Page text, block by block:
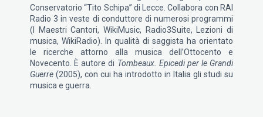
Conservatorio “Tito Schipa” di Lecce. Collabora con RAI
Radio 3 in veste di conduttore di numerosi programmi
(I Maestri Cantori, WikiMusic, Radio3Suite, Lezioni di
musica, WikiRadio). In qualità di saggista ha orientato
le ricerche attorno alla musica dell’Ottocento e
Novecento. È autore di Tombeaux. Epicedi per le Grandi
Guerre (2005), con cui ha introdotto in Italia gli studi su
musica e guerra.